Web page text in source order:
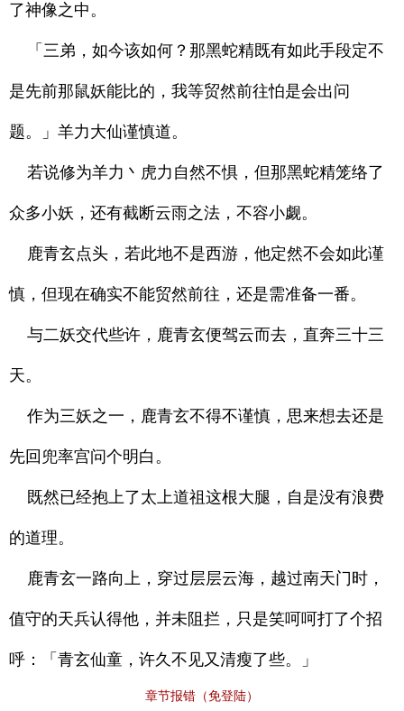
了神像之中。
「三弟，如今该如何？那黑蛇精既有如此手段定不
是先前那鼠妖能比的，我等贸然前往怕是会出问
题。」羊力大仙谨慎道。
若说修为羊力丶虎力自然不惧，但那黑蛇精笼络了
众多小妖，还有截断云雨之法，不容小觑。
鹿青玄点头，若此地不是西游，他定然不会如此谨
慎，但现在确实不能贸然前往，还是需准备一番。
与二妖交代些许，鹿青玄便驾云而去，直奔三十三
天。
作为三妖之一，鹿青玄不得不谨慎，思来想去还是
先回兜率宫问个明白。
既然已经抱上了太上道祖这根大腿，自是没有浪费
的道理。
鹿青玄一路向上，穿过层层云海，越过南天门时，
值守的天兵认得他，并未阻拦，只是笑呵呵打了个招
呼：「青玄仙童，许久不见又清瘦了些。」
章节报错（免登陆）